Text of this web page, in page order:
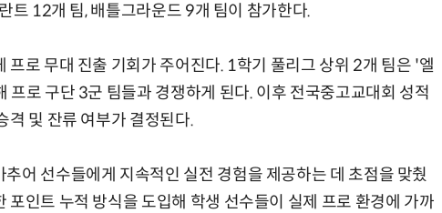
트 12개 팀, 배틀그라운드 9개 팀이 참가한다.
프로 무대 진출 기회가 주어진다. 1학기 풀리그 상위 2개 팀은 '엘
로 구단 3군 팀들과 경쟁하게 된다. 이후 전국중고교대회 성적
격 및 잔류 여부가 결정된다.
어 선수들에게 지속적인 실전 경험을 제공하는 데 초점을 맞췄
포인트 누적 방식을 도입해 학생 선수들이 실제 프로 환경에 가까